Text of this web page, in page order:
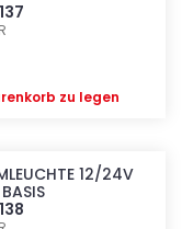
zu legen
12/24V